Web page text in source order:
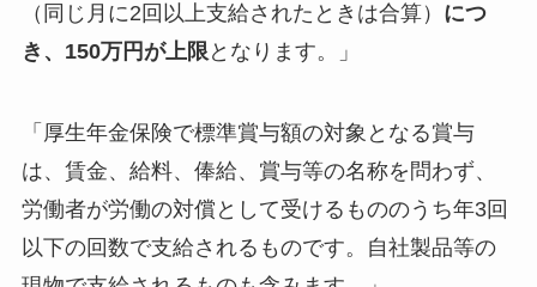
（同じ月に2回以上支給されたときは合算） につ
き、150万円が上限となります。」
「厚生年金保険で標準賞与額の対象となる賞与
は、賃金、給料、俸給、賞与等の名称を問わず、
労働者が労働の対償として受けるもののうち年3回
以下の回数で支給されるものです。自社製品等の